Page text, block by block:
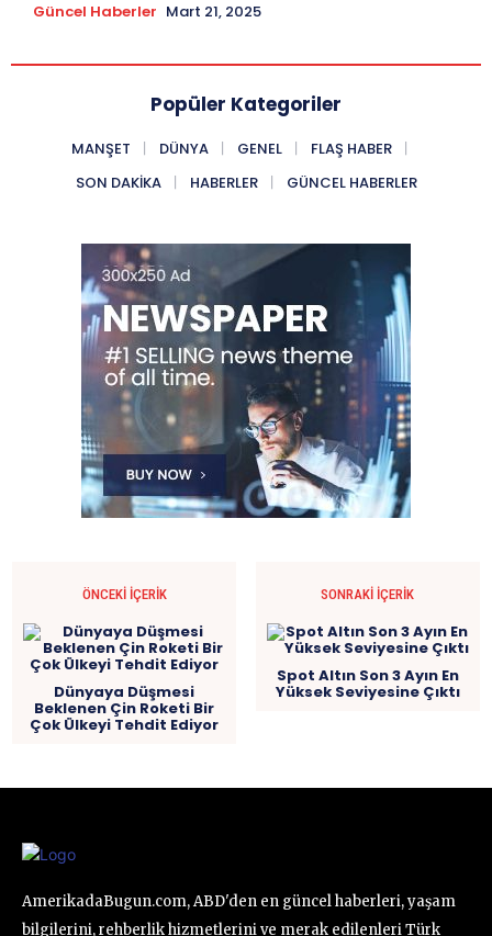
Güncel Haberler Mart 21, 2025
Popüler Kategoriler
MANŞET DÜNYA GENEL
FLAŞ HABER
SON DAKIKA
HABERLER GÜNCEL HABERLER
ÖNCEKI İÇERIK
Dünyaya Düşmesi
Beklenen Çin Roketi Bir
Çok Ülkeyi Tehdit Ediyor
SONRAKI İÇERIK
Spot Altın Son 3 Ayın En
Yüksek Seviyesine Çıktı
AmerikadaBugun.com, ABD'den en güncel haberleri, yaşam
bilgilerini, rehberlik hizmetlerini ve merak edilenleri Türk